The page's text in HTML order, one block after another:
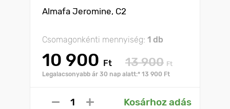
Almafa Jeromine, C2
Csomagonkénti mennyiség: 1 db
10 900 Ft 13 900 Ft
Legalacsonyabb ár 30 nap alatt:* 13 900 Ft
Kosárhoz adás